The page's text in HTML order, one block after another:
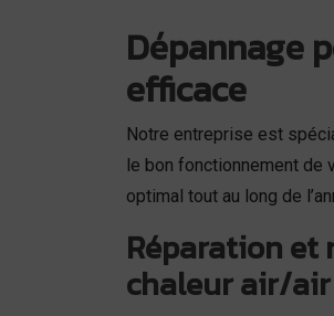
Dépannage
efficace
Notre entreprise est
le bon fonctionnement de
optimal tout au long de
Réparation et
chaleur air/air